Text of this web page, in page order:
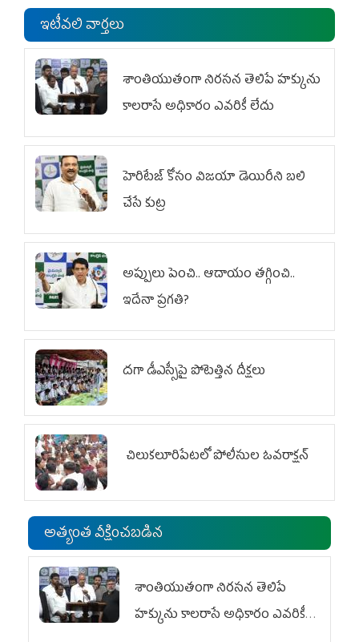
ఇటీవలి వార్తలు
శాంతియుతంగా నిరసన తెలిపే హక్కును
కాలరాసే అధికారం ఎవరికీ లేదు
హెరిటేజ్ కోసం విజయా డెయిరీని బలి
చేసే కుట్ర‌
అప్పులు పెంచి.. ఆదాయం తగ్గించి..
ఇదేనా ప్రగతి?
దగా డీఎస్సీపై పోటెత్తిన దీక్షలు
చిలుక‌లూరిపేట‌లో పోలీసుల ఓవ‌రాక్ష‌న్‌
అత్యంత వీక్షించబడిన
శాంతియుతంగా నిరసన తెలిపే
హక్కును కాలరాసే అధికారం ఎవరికీ